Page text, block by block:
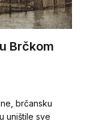
Brčkom
brčansku
uništile sve